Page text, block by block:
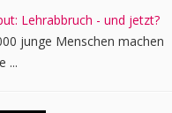
Lehrabbruch - und jetzt?
junge Menschen machen
...